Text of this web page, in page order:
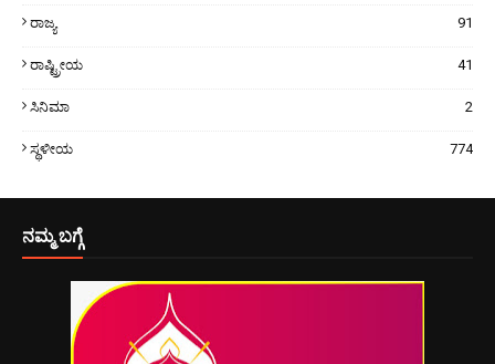
ರಾಜ್ಯ 91
ರಾಷ್ಟ್ರೀಯ 41
ಸಿನಿಮಾ 2
ಸ್ಥಳೀಯ 774
ನಮ್ಮ ಬಗ್ಗೆ